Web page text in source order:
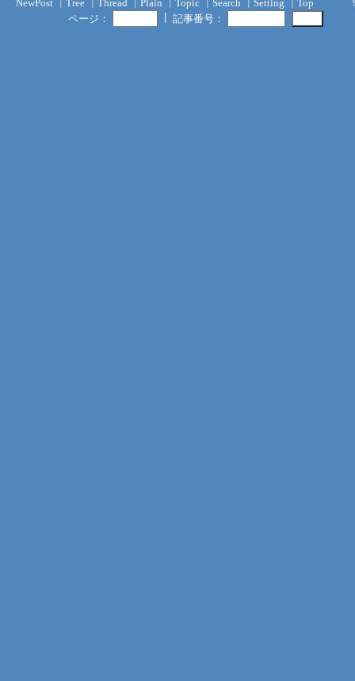
NewPost Tree Thread Plain Topic Search Setting Top
ページ：
記事番号：